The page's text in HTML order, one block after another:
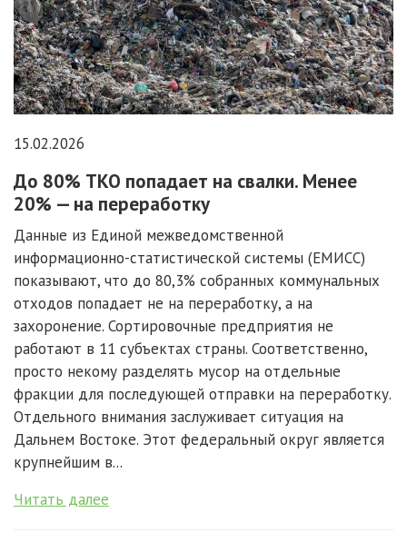
15.02.2026
До 80% ТКО попадает на свалки. Менее
20% — на переработку
Данные из Единой межведомственной
информационно-статистической системы (ЕМИСС)
показывают, что до 80,3% собранных коммунальных
отходов попадает не на переработку, а на
захоронение. Сортировочные предприятия не
работают в 11 субъектах страны. Соответственно,
просто некому разделять мусор на отдельные
фракции для последующей отправки на переработку.
Отдельного внимания заслуживает ситуация на
Дальнем Востоке. Этот федеральный округ является
крупнейшим в...
Читать далее